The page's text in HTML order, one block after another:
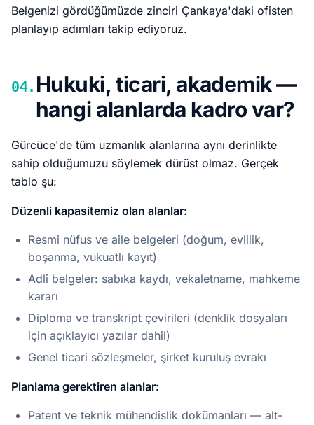
Belgenizi gördüğümüzde zinciri Çankaya'daki ofisten
planlayıp adımları takip ediyoruz.
04. Hukuki, ticari, akademik —
hangi alanlarda kadro var?
Gürcüce'de tüm uzmanlık alanlarına aynı derinlikte
sahip olduğumuzu söylemek dürüst olmaz. Gerçek
tablo şu:
Düzenli kapasitemiz olan alanlar:
Resmi nüfus ve aile belgeleri (doğum, evlilik,
boşanma, vukuatlı kayıt)
Adli belgeler: sabıka kaydı, vekaletname, mahkeme
kararı
Diploma ve transkript çevirileri (denklik dosyaları
için açıklayıcı yazılar dahil)
Genel ticari sözleşmeler, şirket kuruluş evrakı
Planlama gerektiren alanlar:
Patent ve teknik mühendislik dokümanları — alt-